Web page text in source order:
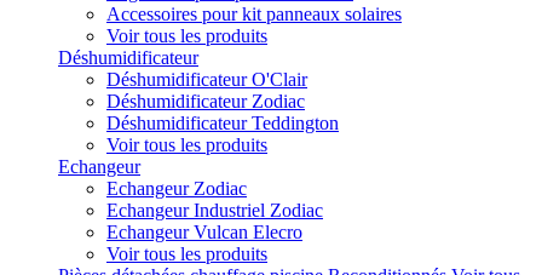
Accessoires pour kit panneaux solaires
Voir tous les produits
Déshumidificateur
Déshumidificateur O'Clair
Déshumidificateur Zodiac
Déshumidificateur Teddington
Voir tous les produits
Echangeur
Echangeur Zodiac
Echangeur Industriel Zodiac
Echangeur Vulcan Elecro
Voir tous les produits